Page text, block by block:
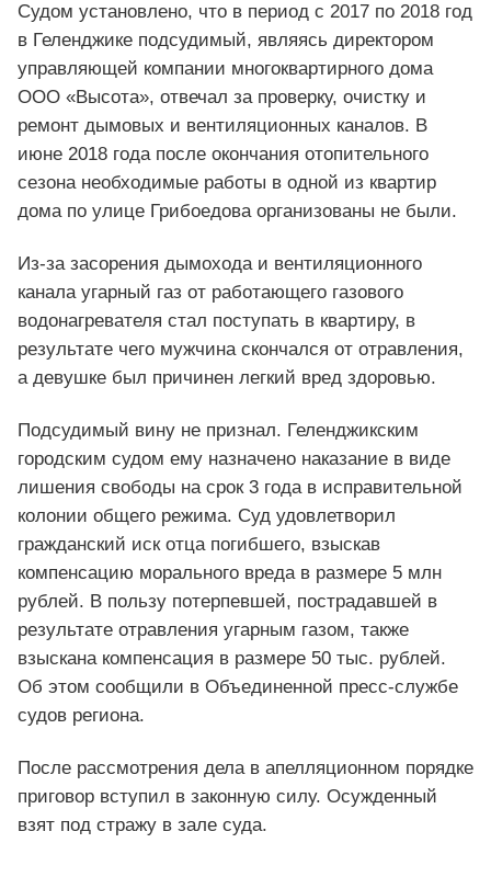
Судом установлено, что в период с 2017 по 2018 год
в Геленджике подсудимый, являясь директором
управляющей компании многоквартирного дома
ООО «Высота», отвечал за проверку, очистку и
ремонт дымовых и вентиляционных каналов. В
июне 2018 года после окончания отопительного
сезона необходимые работы в одной из квартир
дома по улице Грибоедова организованы не были.
Из-за засорения дымохода и вентиляционного
канала угарный газ от работающего газового
водонагревателя стал поступать в квартиру, в
результате чего мужчина скончался от отравления,
а девушке был причинен легкий вред здоровью.
Подсудимый вину не признал. Геленджикским
городским судом ему назначено наказание в виде
лишения свободы на срок 3 года в исправительной
колонии общего режима. Суд удовлетворил
гражданский иск отца погибшего, взыскав
компенсацию морального вреда в размере 5 млн
рублей. В пользу потерпевшей, пострадавшей в
результате отравления угарным газом, также
взыскана компенсация в размере 50 тыс. рублей.
Об этом сообщили в Объединенной пресс-службе
судов региона.
После рассмотрения дела в апелляционном порядке
приговор вступил в законную силу. Осужденный
взят под стражу в зале суда.